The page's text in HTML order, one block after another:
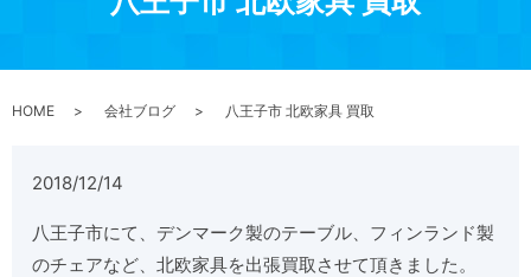
HOME 会社ブログ 八王子市 北欧家具 買取
2018/12/14
八王子市にて、デンマーク製のテーブル、フィンランド製
のチェアなど、北欧家具を出張買取させて頂きました。